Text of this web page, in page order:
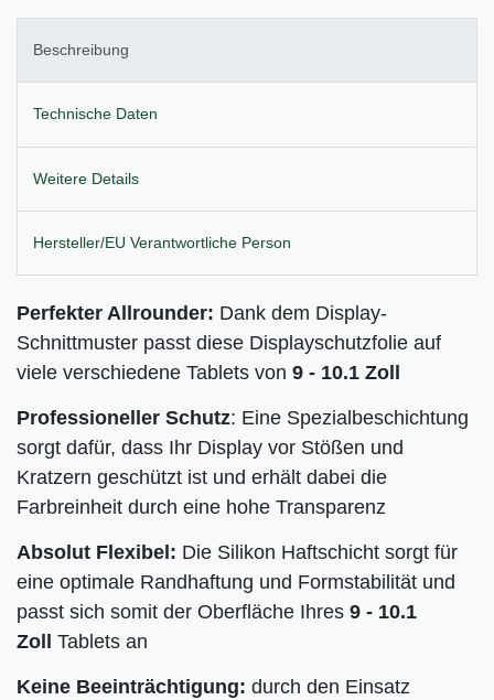
Beschreibung
Technische Daten
Weitere Details
Hersteller/EU Verantwortliche Person
Perfekter Allrounder: Dank dem Display-
Schnittmuster passt diese Displayschutzfolie auf
viele verschiedene Tablets von 9 - 10.1 Zoll
Professioneller Schutz: Eine Spezialbeschichtung
sorgt dafür, dass Ihr Display vor Stößen und
Kratzern geschützt ist und erhält dabei die
Farbreinheit durch eine hohe Transparenz
Absolut Flexibel: Die Silikon Haftschicht sorgt für
eine optimale Randhaftung und Formstabilität und
passt sich somit der Oberfläche Ihres 9 - 10.1
Zoll Tablets an
Keine Beeinträchtigung: durch den Einsatz